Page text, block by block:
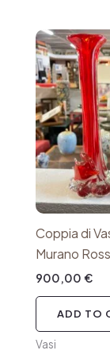
Coppia di
Murano
900,00 €
ADD TO
Vasi